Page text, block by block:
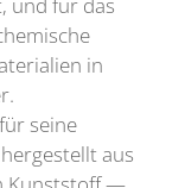
in
seine
hergestellt aus